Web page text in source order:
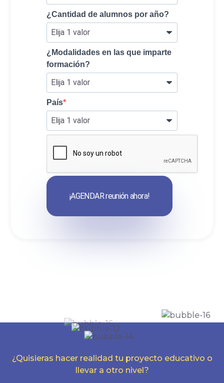
¿Cantidad de alumnos por año?
¿Modalidades en las que imparte
formación?
País
¡AGENDAR reunión ahora!
¿Quisieras hacer realidad tu proyecto educativo o
llevar a otro nivel?